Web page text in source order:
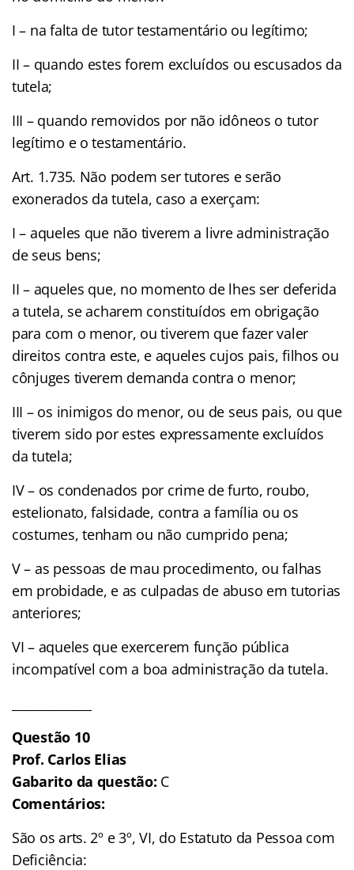
I – na falta de tutor testamentário ou legítimo;
II – quando estes forem excluídos ou escusados da
tutela;
III – quando removidos por não idôneos o tutor
legítimo e o testamentário.
Art. 1.735. Não podem ser tutores e serão
exonerados da tutela, caso a exerçam:
I – aqueles que não tiverem a livre administração
de seus bens;
II – aqueles que, no momento de lhes ser deferida
a tutela, se acharem constituídos em obrigação
para com o menor, ou tiverem que fazer valer
direitos contra este, e aqueles cujos pais, filhos ou
cônjuges tiverem demanda contra o menor;
III – os inimigos do menor, ou de seus pais, ou que
tiverem sido por estes expressamente excluídos
da tutela;
IV – os condenados por crime de furto, roubo,
estelionato, falsidade, contra a família ou os
costumes, tenham ou não cumprido pena;
V – as pessoas de mau procedimento, ou falhas
em probidade, e as culpadas de abuso em tutorias
anteriores;
VI – aqueles que exercerem função pública
incompatível com a boa administração da tutela.
Questão 10
Prof. Carlos Elias
Gabarito da questão: C
Comentários:
São os arts. 2º e 3º, VI, do Estatuto da Pessoa com
Deficiência: